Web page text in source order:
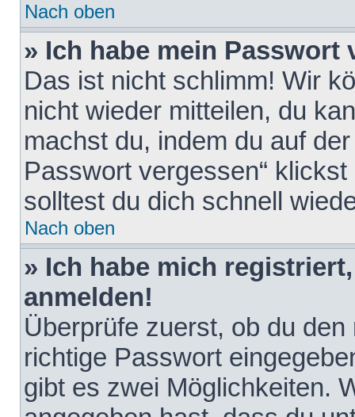
Nach oben
» Ich habe mein Passwort
Das ist nicht schlimm! Wir
nicht wieder mitteilen, du
machst du, indem du auf
Passwort vergessen“
solltest du dich schnell
Nach oben
» Ich habe mich
anmelden!
Überprüfe zuerst, ob du
richtige Passwort
gibt es zwei Möglichkeiten.